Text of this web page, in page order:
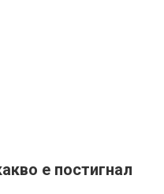
е постигнал